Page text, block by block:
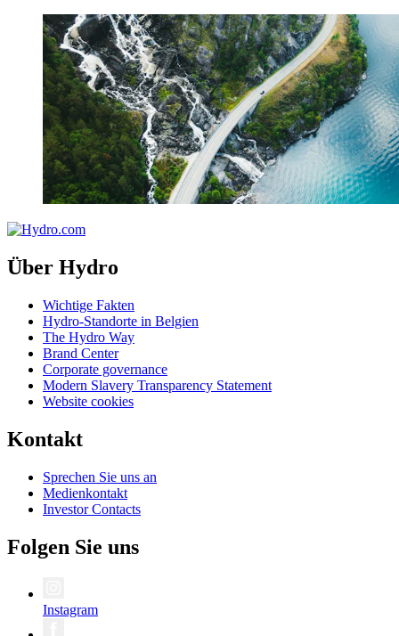
Über Hydro
Wichtige Fakten
Hydro-Standorte in Belgien
The Hydro Way
Brand Center
Corporate governance
Modern Slavery Transparency Statement
Website cookies
Kontakt
Sprechen Sie uns an
Medienkontakt
Investor Contacts
Folgen Sie uns
Instagram